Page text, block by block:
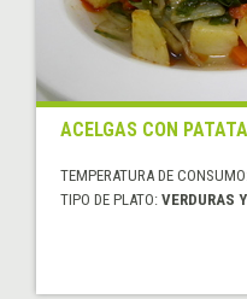
ACELGAS CON
TEMPERATURA DE
TIPO DE PLATO: VERDURAS